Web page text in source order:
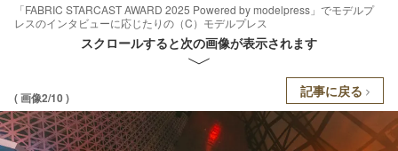
「FABRIC STARCAST AWARD 2025 Powered by modelpress」でモデルプ
レスのインタビューに応じたりの（C）モデルプレス
スクロールすると次の画像が表示されます
( 画像2/10 ) 記事に戻る